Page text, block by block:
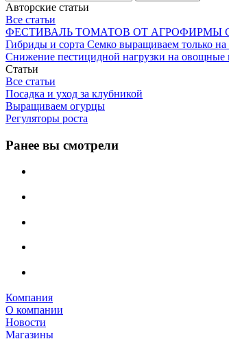
Авторские статьи
Все статьи
ФЕСТИВАЛЬ ТОМАТОВ ОТ АГРОФИРМЫ
Гибриды и сорта Семко выращиваем только на
Снижение пестицидной нагрузки на овощные
Статьи
Все статьи
Посадка и уход за клубникой
Выращиваем огурцы
Регуляторы роста
Ранее вы смотрели
Компания
О компании
Новости
Магазины